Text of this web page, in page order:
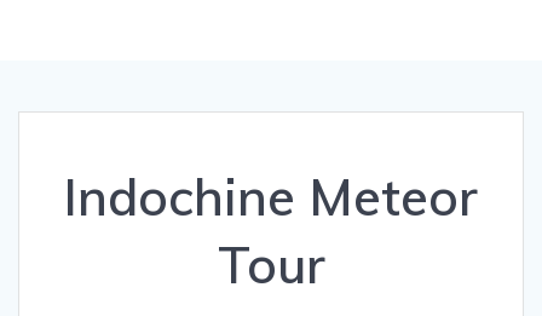
Indochine Meteor
Tour